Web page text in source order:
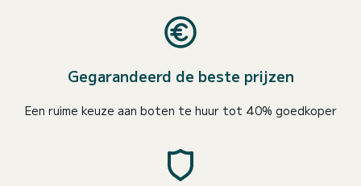
Gegarandeerd de beste prijzen
Een ruime keuze aan boten te huur tot 40% goedkoper